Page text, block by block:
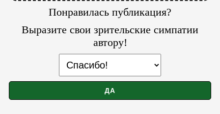
Понравилась публикация?
Выразите свои зрительские симпатии
автору!